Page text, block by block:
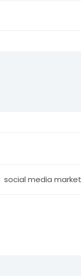
social media